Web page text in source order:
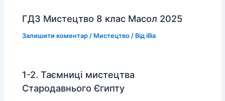
ГДЗ Мистецтво 8 клас Масол 2025
Залишити коментар / Мистецтво / Відillia
1-2. Таємниці мистецтва
Стародавнього Єгипту